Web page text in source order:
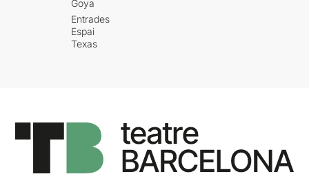
Goya
Entrades
Espai
Texas